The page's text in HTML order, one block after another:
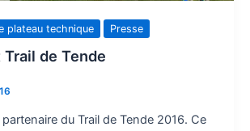
plateau technique Presse
de Tende
partenaire du Trail de Tende 2016. Ce